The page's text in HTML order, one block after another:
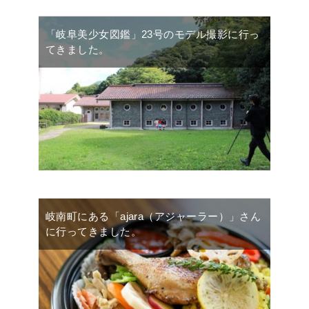
「岐阜美少女図鑑」23号のモデル撮影に行っ
てきました。
岐南町にある「ajara（アジャーラー）」さん
に行ってきました。